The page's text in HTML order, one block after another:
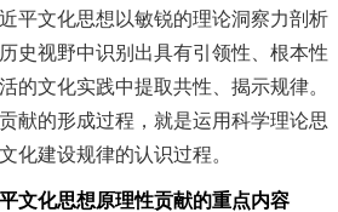
平文化思想以敏锐的理论洞察力剖析
史视野中识别出具有引领性、根本性
的文化实践中提取共性、揭示规律。
献的形成过程，就是运用科学理论思
化建设规律的认识过程。
化思想原理性贡献的重点内容